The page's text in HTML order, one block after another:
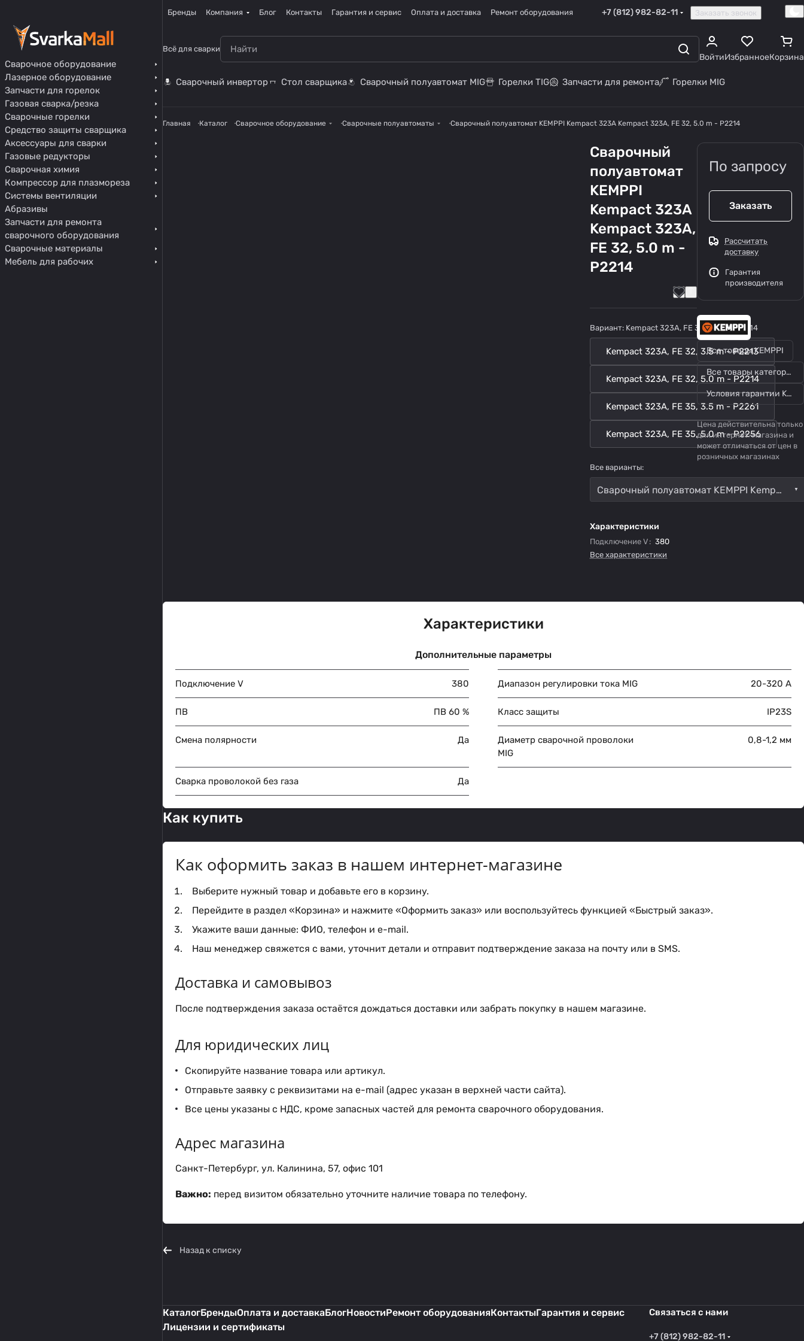
Бренды Компания Блог Контакты Гарантия и сервис Оплата и доставка Ремонт оборудования +7 (812) 982-82-11 Заказать звонок
Всё для сварки
ВойтиИзбранноеКорзина
Сварочный инвертор Стол сварщика Сварочный полуавтомат MIG Горелки TIG Запчасти для ремонта Горелки MIG
Главная Каталог Сварочное оборудование Сварочные полуавтоматы Сварочный полуавтомат KEMPPI Kempact 323A Kempact 323A, FE 32, 5.0 m - P2214
Сварочный
полуавтомат
KEMPPI
Kempact 323A
Kempact 323A,
FE 32, 5.0 m -
P2214
Вариант: Kempact 323A, FE 32, 5.0 m - P2214
Kempact 323A, FE 32, 3.5 m - P2213
Kempact 323A, FE 32, 5.0 m - P2214
Kempact 323A, FE 35, 3.5 m - P2261
Kempact 323A, FE 35, 5.0 m - P2256
Все варианты:
Сварочный полуавтомат KEMPPI Kempact 323A Kempact 323A, FE 32, 5.0 m - P2214
Характеристики
Подключение V : 380
Все характеристики
По запросу
Заказать
Рассчитать
доставку
Гарантия
производителя
Все товары KEMPPI
Все товары категории
Условия гарантии KEMPPI
Цена действительна только
для интернет-магазина и
может отличаться от цен в
розничных магазинах
Характеристики
Дополнительные параметры
Подключение V 380 Диапазон регулировки тока MIG 20-320 A
ПВ ПВ 60 % Класс защиты IP23S
Смена полярности Да
Диаметр сварочной проволоки
MIG
0,8-1,2 мм
Сварка проволокой без газа Да
Как купить
Как оформить заказ в нашем интернет-магазине
Выберите нужный товар и добавьте его в корзину.
Перейдите в раздел «Корзина» и нажмите «Оформить заказ» или воспользуйтесь функцией «Быстрый заказ».
Укажите ваши данные: ФИО, телефон и e-mail.
Наш менеджер свяжется с вами, уточнит детали и отправит подтверждение заказа на почту или в SMS.
Доставка и самовывоз
После подтверждения заказа остаётся дождаться доставки или забрать покупку в нашем магазине.
Для юридических лиц
Скопируйте название товара или артикул.
Отправьте заявку с реквизитами на e-mail (адрес указан в верхней части сайта).
Все цены указаны с НДС, кроме запасных частей для ремонта сварочного оборудования.
Адрес магазина
Санкт-Петербург, ул. Калинина, 57, офис 101
Важно: перед визитом обязательно уточните наличие товара по телефону.
Назад к списку
КаталогБрендыОплата и доставкаБлогНовостиРемонт оборудованияКонтактыГарантия и сервис
Лицензии и сертификаты
Связаться с нами
+7 (812) 982-82-11
Сварочное оборудование
Лазерное оборудование
Запчасти для горелок
Газовая сварка/резка
Сварочные горелки
Средство защиты сварщика
Аксессуары для сварки
Газовые редукторы
Сварочная химия
Компрессор для плазмореза
Системы вентиляции
Абразивы
Запчасти для ремонта
сварочного оборудования
Сварочные материалы
Мебель для рабочих